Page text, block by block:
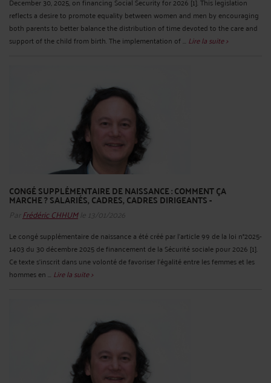
reflects a desire to promote equality between women and men by encouraging
both parents to better balance the distribution of time devoted to the care and
support of the child from birth. The implementation of ... Lire la suite >
CONGÉ SUPPLÉMENTAIRE DE NAISSANCE : COMMENT ÇA
MARCHE ? SALARIÉS, CADRES, CADRES DIRIGEANTS -
Par Frédéric CHHUMle 13/01/2026
Le congé supplémentaire de naissance a été créé par l’article 99 de la loi n°2025-
1403 du 30 décembre 2025 de financement de la Sécurité sociale pour 2026 [1].
Ce texte s’inscrit dans une volonté de favoriser l’égalité entre les femmes et les
hommes en ... Lire la suite >